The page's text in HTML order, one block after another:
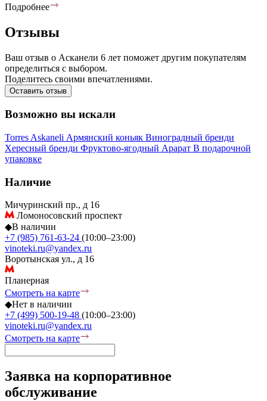
Подробнее
Отзывы
Ваш отзыв о Асканели 6 лет поможет другим покупателям
определиться с выбором.
Поделитесь своими впечатлениями.
Оставить отзыв
Возможно вы искали
Torres Askaneli Армянский коньяк Виноградный бренди
Хересный бренди Фруктово-ягодный Арарат В подарочной
упаковке
Наличие
Мичуринский пр., д 16
Ломоносовский проспект
◆В наличии
+7 (985) 761-63-24 (10:00–23:00)
vinoteki.ru@yandex.ru
Воротынская ул., д 16
Планерная
Смотреть на карте
◆Нет в наличии
+7 (499) 500-19-48 (10:00–23:00)
vinoteki.ru@yandex.ru
Смотреть на карте
Заявка на корпоративное
обслуживание